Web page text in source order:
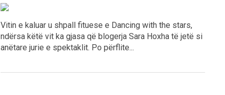
Vitin e kaluar u shpall fituese e Dancing with the stars,
ndërsa këtë vit ka gjasa që blogerja Sara Hoxha të jetë si
anëtare jurie e spektaklit. Po përflite...